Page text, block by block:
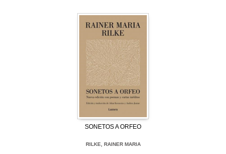
SONETOS A ORFEO
RILKE, RAINER MARIA